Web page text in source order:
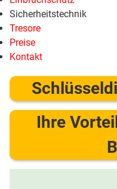
Sicherheitstechnik
Tresore
Preise
Kontakt
Ihre